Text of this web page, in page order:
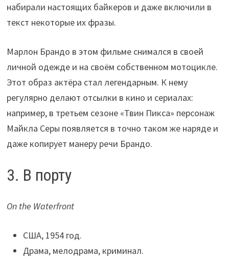
набирали настоящих байкеров и даже включили в
текст некоторые их фразы.
Марлон Брандо в этом фильме снимался в своей
личной одежде и на своём собственном мотоцикле.
Этот образ актёра стал легендарным. К нему
регулярно делают отсылки в кино и сериалах:
например, в третьем сезоне «Твин Пикса» персонаж
Майкла Серы появляется в точно таком же наряде и
даже копирует манеру речи Брандо.
3. В порту
On the Waterfront
США, 1954 год.
Драма, мелодрама, криминал.